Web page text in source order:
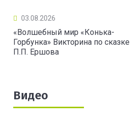
03.08.2026
«Волшебный мир «Конька-
Горбунка» Викторина по сказке
П.П. Ершова
Видео